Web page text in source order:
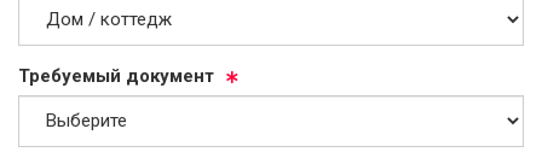
Тре­бу­емый до­ку­мент